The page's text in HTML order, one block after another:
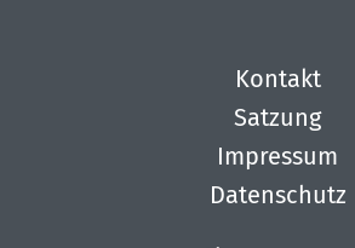
Kontakt
Satzung
Impressum
Datenschutz